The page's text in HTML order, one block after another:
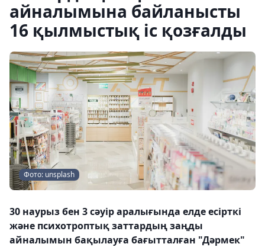
айналымына байланысты
16 қылмыстық іс қозғалды
Фото: unsplash
30 наурыз бен 3 сәуір аралығында елде есірткі
және психотроптық заттардың заңды
айналымын бақылауға бағытталған "Дәрмек"